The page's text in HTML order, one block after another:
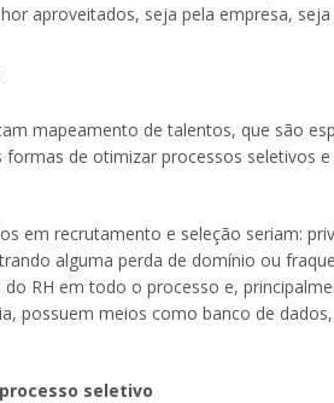
aproveitados, seja pela empresa,
mapeamento de talentos, que são
de otimizar processos seletivos
em recrutamento e seleção seriam:
alguma perda de domínio ou
RH em todo o processo e,
possuem meios como banco de
seletivo